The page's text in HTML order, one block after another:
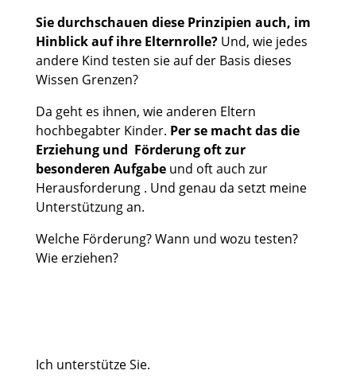
Sie durchschauen diese Prinzipien auch, im
Hinblick auf ihre Elternrolle? Und, wie jedes
andere Kind testen sie auf der Basis dieses
Wissen Grenzen?
Da geht es ihnen, wie anderen Eltern
hochbegabter Kinder. Per se macht das die
Erziehung und Förderung oft zur
besonderen Aufgabeund oft auch zur
Herausforderung . Und genau da setzt meine
Unterstützung an.
Welche Förderung? Wann und wozu testen?
Wie erziehen?
Ich unterstütze Sie.